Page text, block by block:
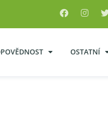
OSTATNÍ